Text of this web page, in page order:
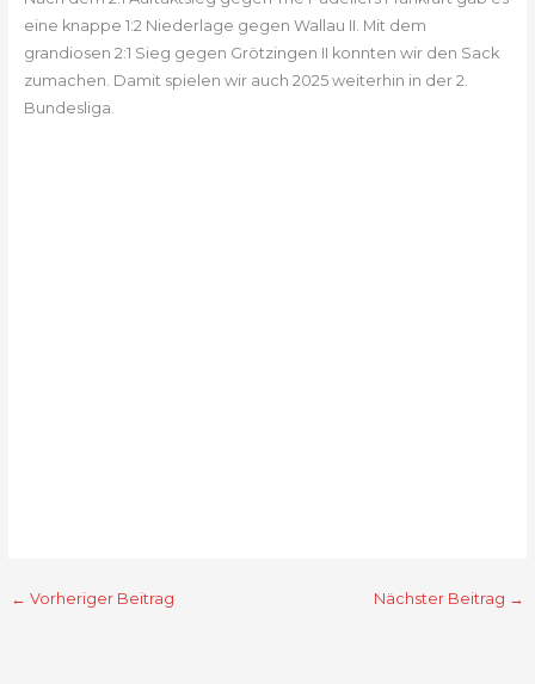
eine knappe 1:2 Niederlage gegen Wallau II. Mit dem
grandiosen 2:1 Sieg gegen Grötzingen II konnten wir den Sack
zumachen. Damit spielen wir auch 2025 weiterhin in der 2.
Bundesliga.
← Vorheriger Beitrag Nächster Beitrag →